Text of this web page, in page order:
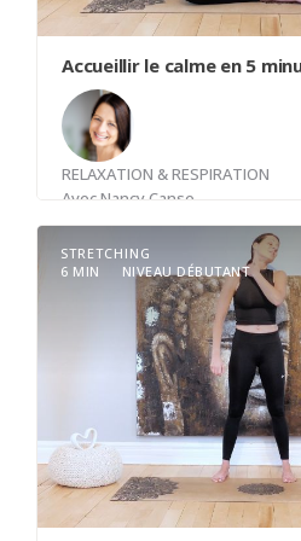
Accueillir le calme en 5
RELAXATION & RESPIRATION
AvecNancy Canse
Plongez dans un instant de
intérieure avec cette
minutes. En vous invitant à
moment présent, vous
expérience d'immobilité et
maintenant votre attention
votre souffle. Devenez
des sensations intérieures,
richesse de chaque instant
STRETCHING
6 MIN
NIVEAU DÉBUTANT